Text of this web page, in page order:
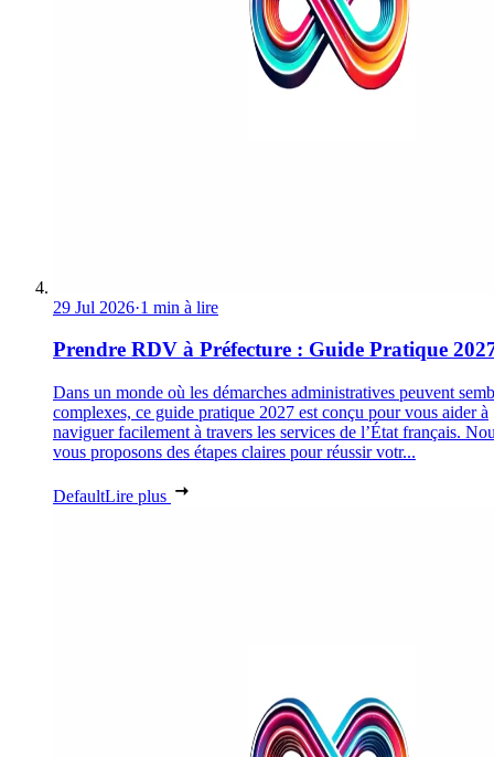
29 Jul 2026·1 min à lire
Prendre RDV à Préfecture : Guide Pratique
Dans un monde où les démarches administratives peuvent
complexes, ce guide pratique 2027 est conçu pour vous aider à
naviguer facilement à travers les services de l’État français.
vous proposons des étapes claires pour réussir votr...
DefaultLire plus